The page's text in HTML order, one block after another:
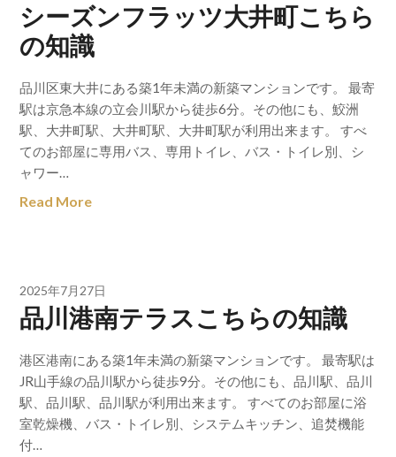
シーズンフラッツ大井町こちら
の知識
品川区東大井にある築1年未満の新築マンションです。 最寄
駅は京急本線の立会川駅から徒歩6分。その他にも、鮫洲
駅、大井町駅、大井町駅、大井町駅が利用出来ます。 すべ
てのお部屋に専用バス、専用トイレ、バス・トイレ別、シ
ャワー…
Read More
2025年7月27日
品川港南テラスこちらの知識
港区港南にある築1年未満の新築マンションです。 最寄駅は
JR山手線の品川駅から徒歩9分。その他にも、品川駅、品川
駅、品川駅、品川駅が利用出来ます。 すべてのお部屋に浴
室乾燥機、バス・トイレ別、システムキッチン、追焚機能
付…